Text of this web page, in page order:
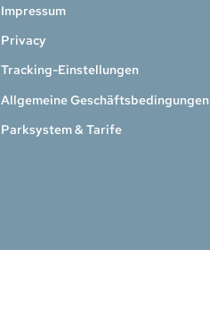
Impressum
Privacy
Tracking-Einstellungen
Allgemeine Geschäftsbedingungen
Parksystem & Tarife